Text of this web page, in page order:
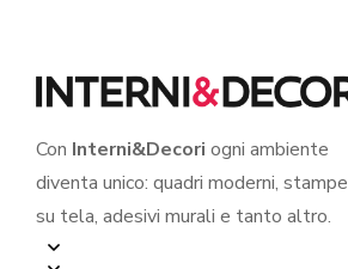
Con Interni&Decori ogni ambiente
diventa unico: quadri moderni, stampe
su tela, adesivi murali e tanto altro.